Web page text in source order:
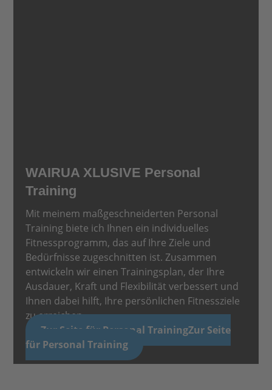
WAIRUA XLUSIVE Personal
Training
Mit meinem maßgeschneiderten Personal
Training biete ich Ihnen ein individuelles
Fitnessprogramm, das auf Ihre Ziele und
Bedürfnisse zugeschnitten ist. Zusammen
entwickeln wir einen Trainingsplan, der Ihre
Ausdauer, Kraft und Flexibilität verbessert und
Ihnen dabei hilft, Ihre persönlichen Fitnessziele
zu erreichen.
Zur Seite für Personal TrainingZur Seite
für Personal Training